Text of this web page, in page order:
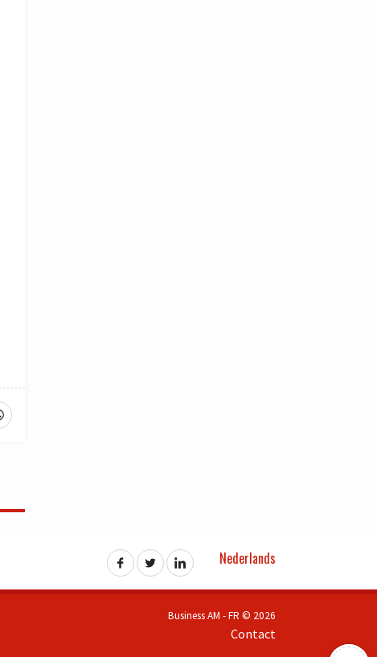
Nederlands
Business AM - FR © 2026
Contact